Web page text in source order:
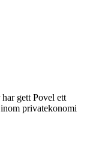
gett Povel ett
privatekonomi